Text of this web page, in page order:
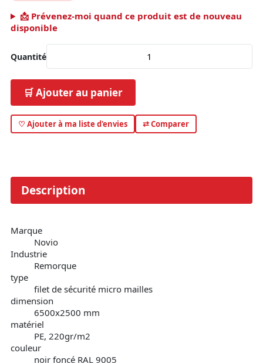
📩 Prévenez-moi quand ce produit est de nouveau
disponible
Quantité
🛒 Ajouter au panier
♡ Ajouter à ma liste d'envies ⇄ Comparer
Description
Marque
Novio
Industrie
Remorque
type
filet de sécurité micro mailles
dimension
6500x2500 mm
matériel
PE, 220gr/m2
couleur
noir foncé RAL 9005